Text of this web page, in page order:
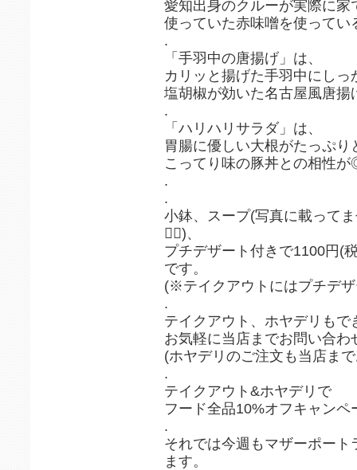
愛知出身のクルーが実際に家
使っていた赤味噌を使ってい
.
「手羽中の唐揚げ」は、
カリッと揚げた手羽中にしっ
塩胡椒が効いた名古屋風唐揚
.
「ハリハリサラダ」は、
胃腸に優しい大根がたっぷ
こってり味の豚丼との相性
.
.
小鉢、スープ(写真に載って
🙇‍♀️)、
プチデザート付きで1100円(
です。
(※テイクアウトにはプチデ
.
テイクアウト、ホヤデリもで
お気軽に当店までお問い合わ
(ホヤデリのご注文も当店ま
.
テイクアウト&ホヤデリで
フード全品10%オフキャンペ
.
それでは今週もマザーポー
ます。